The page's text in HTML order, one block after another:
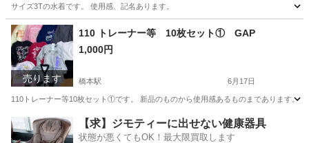
サイズ3Tの水着です。 使用感、記名あります。
神奈川 相模原市 キッズ用品 水着
売ります
110 トレーナー等 10枚セット① GAP
1,000円
橋本駅 6月17日
110トレーナー等10枚セット①です。 新品のものから使用感あるものまであります。
神奈川 相模原市 橋本駅 キッズ用品 セット
【求】ジモティーに出せない健康器具
状態が悪くてもOK！最大限買取します